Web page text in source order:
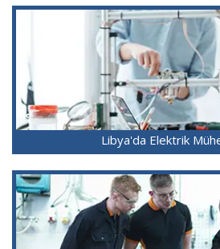
Libya'da Elektrik